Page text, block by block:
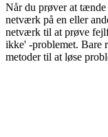
Når du prøver at
netværk på en eller
netværk til at prøve
ikke' -problemet. Bare
metoder til at løse